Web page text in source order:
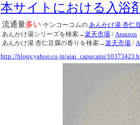
本サイトにおける入浴
流通量多い ケンコーコムの あんかけ湯 杏仁
あんかけ湯シリーズを検索→楽天市場 / Amazon
あんかけ湯 杏仁豆腐の香りを検索→楽天市場 /
http://blogs.yahoo.co.jp/aiai_capucapu/